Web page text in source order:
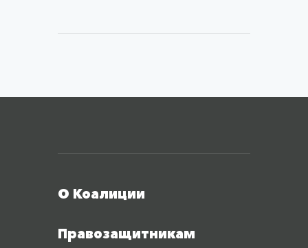
О Коалиции
Правозащитникам